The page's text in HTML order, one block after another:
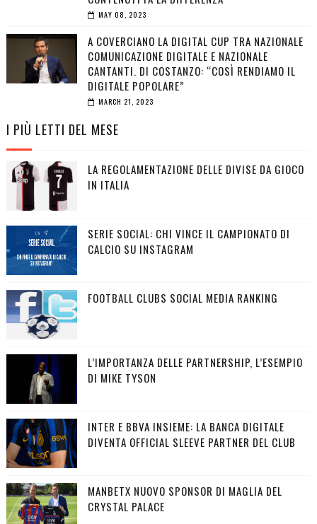
MAY 08, 2023
A COVERCIANO LA DIGITAL CUP TRA NAZIONALE
COMUNICAZIONE DIGITALE E NAZIONALE
CANTANTI. DI COSTANZO: “COSÌ RENDIAMO IL
DIGITALE POPOLARE”
MARCH 21, 2023
I PIÙ LETTI DEL MESE
LA REGOLAMENTAZIONE DELLE DIVISE DA GIOCO
IN ITALIA
SERIE SOCIAL: CHI VINCE IL CAMPIONATO DI
CALCIO SU INSTAGRAM
FOOTBALL CLUBS SOCIAL MEDIA RANKING
L’IMPORTANZA DELLE PARTNERSHIP, L’ESEMPIO
DI MIKE TYSON
INTER E BBVA INSIEME: LA BANCA DIGITALE
DIVENTA OFFICIAL SLEEVE PARTNER DEL CLUB
MANBETX NUOVO SPONSOR DI MAGLIA DEL
CRYSTAL PALACE